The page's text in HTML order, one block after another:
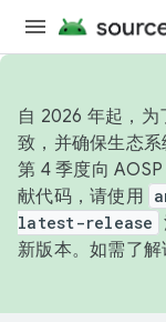
自 2026 年起，
致，并确保生态
第 4 季度向
献代码，请使用
latest-release
新版本。如需了解